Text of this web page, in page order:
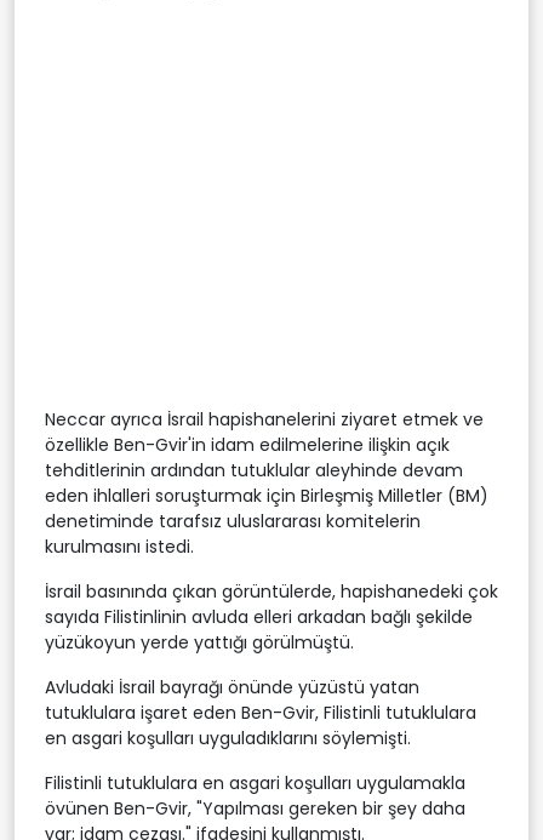
Neccar ayrıca İsrail hapishanelerini ziyaret etmek ve
özellikle Ben-Gvir'in idam edilmelerine ilişkin açık
tehditlerinin ardından tutuklular aleyhinde devam
eden ihlalleri soruşturmak için Birleşmiş Milletler (BM)
denetiminde tarafsız uluslararası komitelerin
kurulmasını istedi.
İsrail basınında çıkan görüntülerde, hapishanedeki çok
sayıda Filistinlinin avluda elleri arkadan bağlı şekilde
yüzükoyun yerde yattığı görülmüştü.
Avludaki İsrail bayrağı önünde yüzüstü yatan
tutuklulara işaret eden Ben-Gvir, Filistinli tutuklulara
en asgari koşulları uyguladıklarını söylemişti.
Filistinli tutuklulara en asgari koşulları uygulamakla
övünen Ben-Gvir, "Yapılması gereken bir şey daha
var; idam cezası." ifadesini kullanmıştı.